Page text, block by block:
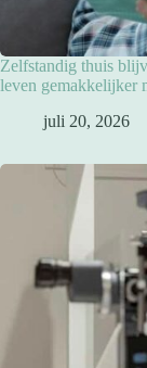
Zelfstandig thuis
leven gemakkelijker
juli 20, 2026